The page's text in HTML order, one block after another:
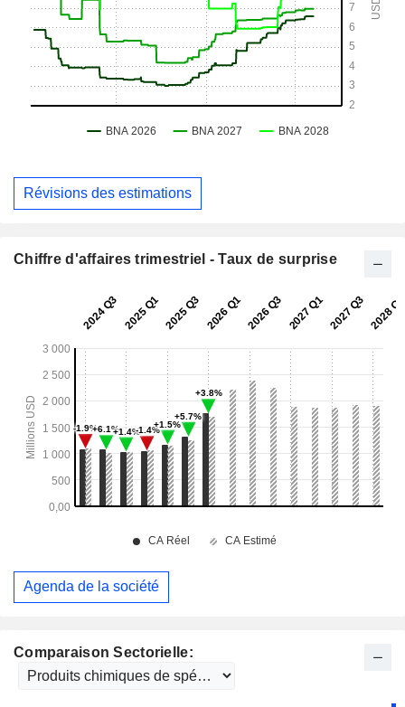
Comparaison Sectorielle:
Révisions des estimations
Chiffre d'affaires trimestriel - Taux de surprise
Agenda de la société